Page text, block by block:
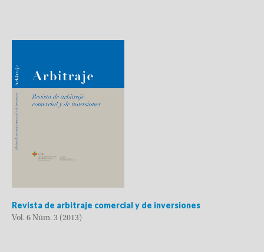
Revista de arbitraje comercial y de inversiones
Vol. 6 Núm. 3 (2013)